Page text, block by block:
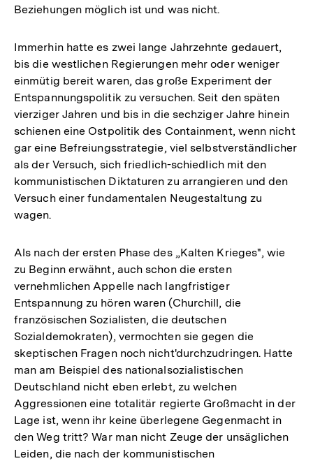
Beziehungen möglich ist und was nicht.
Immerhin hatte es zwei lange Jahrzehnte gedauert,
bis die westlichen Regierungen mehr oder weniger
einmütig bereit waren, das große Experiment der
Entspannungspolitik zu versuchen. Seit den späten
vierziger Jahren und bis in die sechziger Jahre hinein
schienen eine Ostpolitik des Containment, wenn nicht
gar eine Befreiungsstrategie, viel selbstverständlicher
als der Versuch, sich friedlich-schiedlich mit den
kommunistischen Diktaturen zu arrangieren und den
Versuch einer fundamentalen Neugestaltung zu
wagen.
Als nach der ersten Phase des „Kalten Krieges", wie
zu Beginn erwähnt, auch schon die ersten
vernehmlichen Appelle nach langfristiger
Entspannung zu hören waren (Churchill, die
französischen Sozialisten, die deutschen
Sozialdemokraten), vermochten sie gegen die
skeptischen Fragen noch nicht'durchzudringen. Hatte
man am Beispiel des nationalsozialistischen
Deutschland nicht eben erlebt, zu welchen
Aggressionen eine totalitär regierte Großmacht in der
Lage ist, wenn ihr keine überlegene Gegenmacht in
den Weg tritt? War man nicht Zeuge der unsäglichen
Leiden, die nach der kommunistischen